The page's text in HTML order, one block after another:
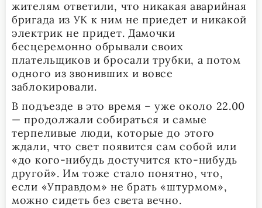
жителям ответили, что никакая аварийная
бригада из УК к ним не приедет и никакой
электрик не придет. Дамочки
бесцеремонно обрывали своих
плательщиков и бросали трубки, а потом
одного из звонивших и вовсе
заблокировали.
В подъезде в это время – уже около 22.00
— продолжали собираться и самые
терпеливые люди, которые до этого
ждали, что свет появится сам собой или
«до кого-нибудь достучится кто-нибудь
другой». Им тоже стало понятно, что,
если «Управдом» не брать «штурмом»,
можно сидеть без света вечно.